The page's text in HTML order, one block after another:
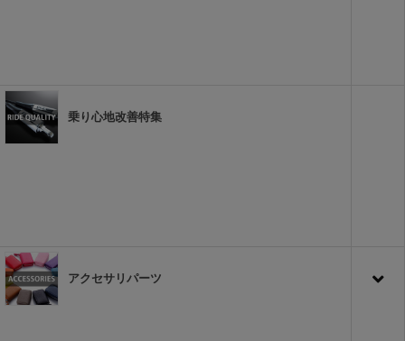
乗り心地改善特集
アクセサリパーツ